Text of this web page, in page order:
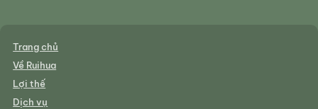
Trang chủ
Về Ruihua
Lợi thế
Dịch vụ